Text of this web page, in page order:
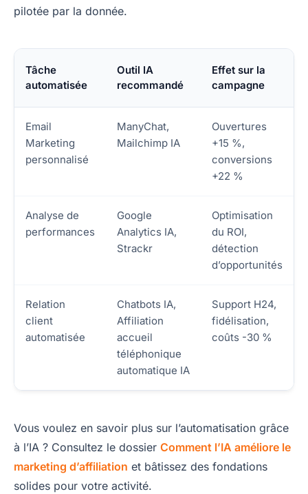
pilotée par la donnée.
Tâche
automatisée
Outil IA
recommandé
Effet sur la
campagne
Email
Marketing
personnalisé
ManyChat,
Mailchimp IA
Ouvertures
+15 %,
conversions
+22 %
Analyse de
performances
Google
Analytics IA,
Strackr
Optimisation
du ROI,
détection
d’opportunités
Relation
client
automatisée
Chatbots IA,
Affiliation
accueil
téléphonique
automatique IA
Support H24,
fidélisation,
coûts -30 %
Vous voulez en savoir plus sur l’automatisation grâce
à l’IA ? Consultez le dossier Comment l’IA améliore le
marketing d’affiliation et bâtissez des fondations
solides pour votre activité.